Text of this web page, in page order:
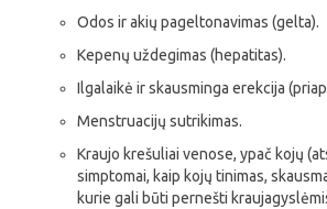
Odos ir akių pageltonavimas (gelta).
Kepenų uždegimas (hepatitas).
Ilgalaikė ir skausminga erekcija
Menstruacijų sutrikimas.
Kraujo krešuliai venose, ypač kojų
simptomai, kaip kojų tinimas,
kurie gali būti pernešti